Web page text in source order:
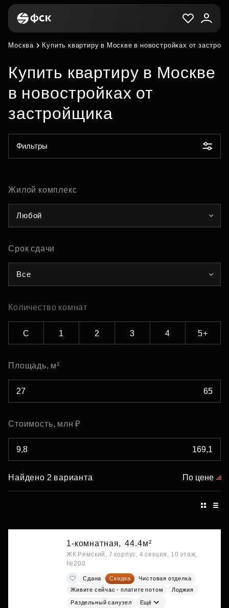
Москва Купить квартиру в Москве в новостройках от
Купить квартиру в Москве
в новостройках от
застройщика
Фильтры
Жилой комплекс
Любой
Срок сдачи
Все
Количество комнат
С 1 2 3 4 5+
Площадь, м²
Стоимость, млн ₽
Найдено 2 варианта По цене
1-комнатная, 44.4м²
ЖК Римский, 7 корпус, 4 секция, 10 этаж,
№200
Сдана Скидка
Чистовая отделка
Живите сейчас - платите потом
Лоджия
Раздельный санузел Ещё